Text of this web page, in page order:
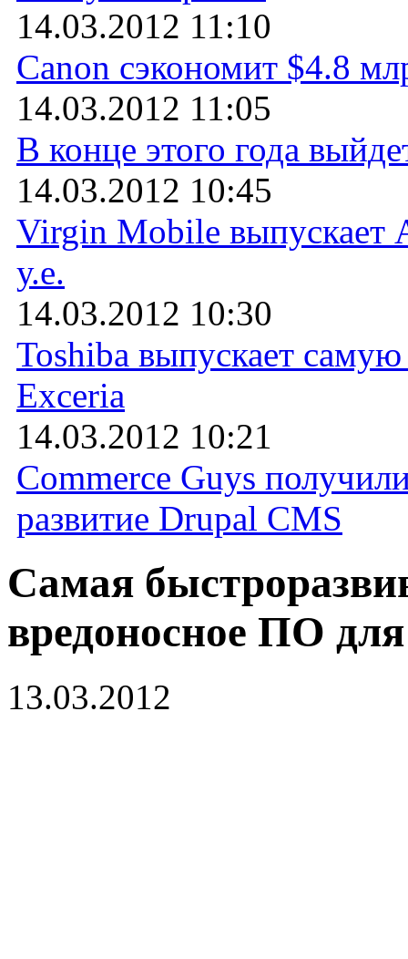
14.03.2012 11:10
Canon сэкономит $4.8
14.03.2012 11:05
В конце этого года
14.03.2012 10:45
Virgin Mobile выпускает
у.е.
14.03.2012 10:30
Toshiba выпускает
Exceria
14.03.2012 10:21
Commerce Guys
развитие Drupal CMS
Самая
вредоносное ПО
13.03.2012